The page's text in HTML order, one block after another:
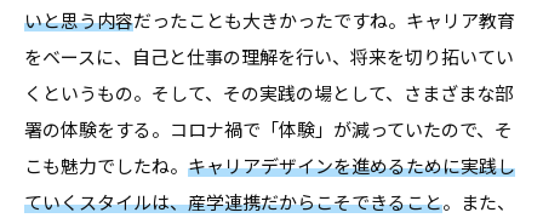
いと思う内容だったことも大きかったですね。キャリア教育
をベースに、自己と仕事の理解を行い、将来を切り拓いてい
くというもの。そして、その実践の場として、さまざまな部
署の体験をする。コロナ禍で「体験」が減っていたので、そ
こも魅力でしたね。 キャリアデザインを進めるために実践し
ていくスタイルは、産学連携だからこそできること。また、